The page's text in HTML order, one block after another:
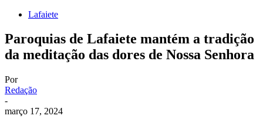
Lafaiete
Paroquias de Lafaiete mantém a tradição
da meditação das dores de Nossa Senhora
Por
Redação
-
março 17, 2024